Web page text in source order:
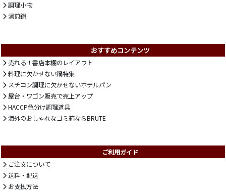
調理小物
湯煎鍋
おすすめコンテンツ
売れる！書店本棚のレイアウト
料理に欠かせない鍋特集
スチコン調理に欠かせないホテルパン
屋台・ワゴン販売で売上アップ
HACCP色分け調理道具
海外のおしゃれなゴミ箱ならBRUTE
ご利用ガイド
ご注文について
送料・配送
お支払方法